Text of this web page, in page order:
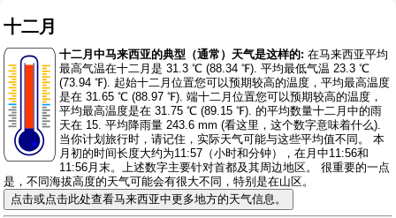
十二月
十二月中马来西亚的典型（通常）天气是这样的: 在马来西亚平均
最高气温在十二月是 31.3 ℃ (88.34 ℉). 平均最低气温 23.3 ℃
(73.94 ℉). 起始十二月位置您可以预期较高的温度，平均最高温度
是在 31.65 ℃ (88.97 ℉). 端十二月位置您可以预期较高的温度，
平均最高温度是在 31.75 ℃ (89.15 ℉). 的平均数量十二月中的雨
天在 15. 平均降雨量 243.6 mm (看这里，这个数字意味着什么).
当你计划旅行时，请记住，实际天气可能与这些平均值不同。 本
月初的时间长度大约为11:57（小时和分钟），在月中11:56和
11:56月末。上述数字主要针对首都及其周边地区。 很重要的一点
是，不同海拔高度的天气可能会有很大不同，特别是在山区。
点击或点击此处查看马来西亚中更多地方的天气信息。